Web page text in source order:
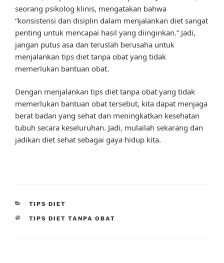
seorang psikolog klinis, mengatakan bahwa
“konsistensi dan disiplin dalam menjalankan diet sangat
penting untuk mencapai hasil yang diinginkan.” Jadi,
jangan putus asa dan teruslah berusaha untuk
menjalankan tips diet tanpa obat yang tidak
memerlukan bantuan obat.
Dengan menjalankan tips diet tanpa obat yang tidak
memerlukan bantuan obat tersebut, kita dapat menjaga
berat badan yang sehat dan meningkatkan kesehatan
tubuh secara keseluruhan. Jadi, mulailah sekarang dan
jadikan diet sehat sebagai gaya hidup kita.
CATEGORIES
TIPS DIET
TAGS
TIPS DIET TANPA OBAT